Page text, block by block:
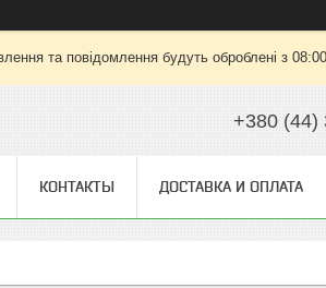
та повідомлення будуть оброблені з
+380 (44)
КОНТАКТЫ ДОСТАВКА И ОПЛАТА